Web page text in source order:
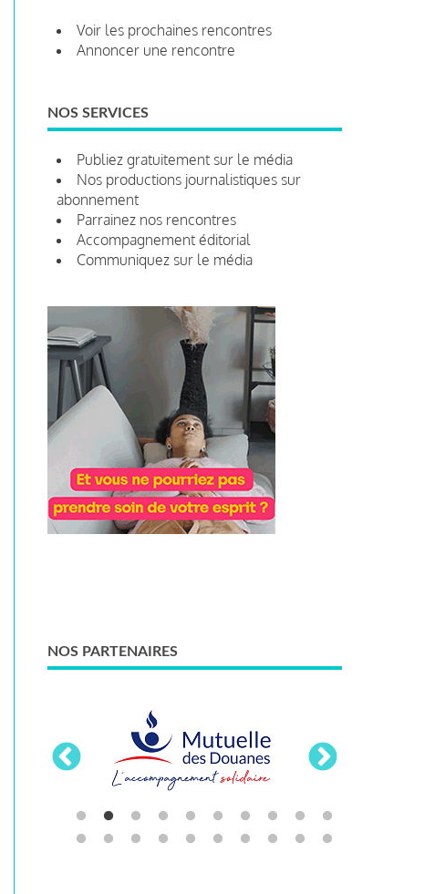
Voir les prochaines rencontres
Annoncer une rencontre
NOS SERVICES
Publiez gratuitement sur le média
Nos productions journalistiques sur
abonnement
Parrainez nos rencontres
Accompagnement éditorial
Communiquez sur le média
NOS PARTENAIRES